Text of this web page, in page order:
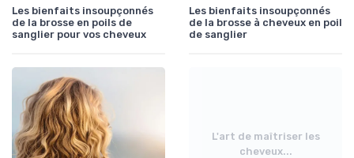
Les bienfaits insoupçonnés
de la brosse en poils de
sanglier pour vos cheveux
Les bienfaits insoupçonnés
de la brosse à cheveux en poil
de sanglier
L'art de maîtriser les
cheveux...